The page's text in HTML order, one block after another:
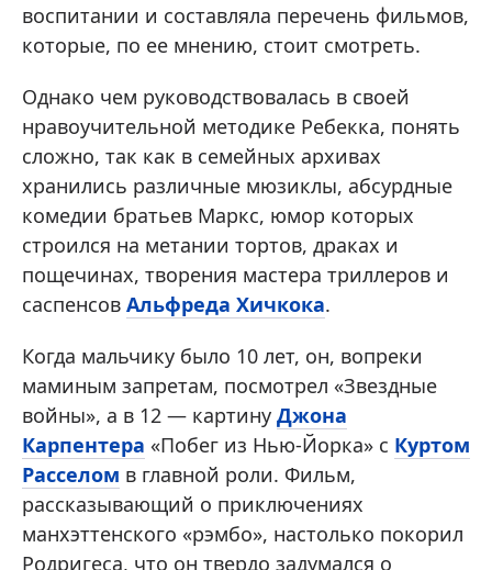
воспитании и составляла перечень фильмов,
которые, по ее мнению, стоит смотреть.
Однако чем руководствовалась в своей
нравоучительной методике Ребекка, понять
сложно, так как в семейных архивах
хранились различные мюзиклы, абсурдные
комедии братьев Маркс, юмор которых
строился на метании тортов, драках и
пощечинах, творения мастера триллеров и
саспенсов Альфреда Хичкока.
Когда мальчику было 10 лет, он, вопреки
маминым запретам, посмотрел «Звездные
войны», а в 12 — картину Джона
Карпентера «Побег из Нью-Йорка» с Куртом
Расселом в главной роли. Фильм,
рассказывающий о приключениях
манхэттенского «рэмбо», настолько покорил
Родригеса, что он твердо задумался о